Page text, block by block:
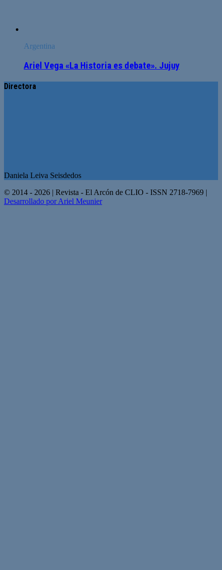
Argentina
Ariel Vega «La Historia es debate». Jujuy
Directora
Daniela Leiva Seisdedos
© 2014 - 2026 | Revista - El Arcón de CLIO - ISSN 2718-7969 |
Desarrollado por Ariel Meunier